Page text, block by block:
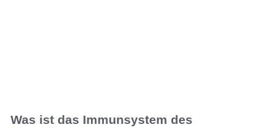
Was ist das Immunsystem des